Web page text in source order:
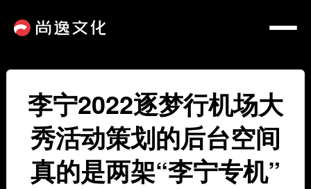
李宁2022逐梦行机场大
秀活动策划的后台空间
真的是两架“李宁专机”